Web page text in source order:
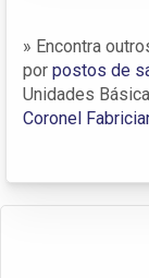
» Encontra
por postos de
Unidades
Coronel